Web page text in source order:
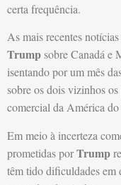
certa frequência.
As mais recentes
Trump sobre Canadá e
isentando por um mês
sobre os dois vizinhos
comercial da América
Em meio à incerteza
prometidas porTrump
têm tido dificuldades em